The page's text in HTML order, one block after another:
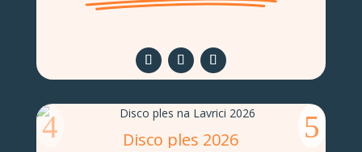
Disco ples 2026